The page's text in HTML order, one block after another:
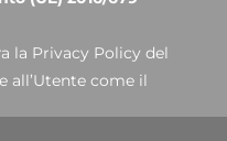
la Privacy Policy del
all’Utente come il